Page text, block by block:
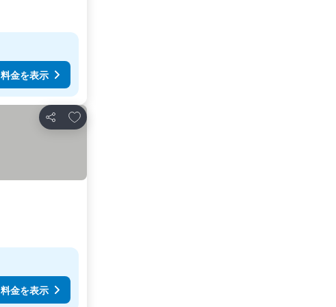
料金を表示
シェア
お気に入りに追加
料金を表示